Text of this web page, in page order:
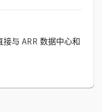
与 ARR 数据中心和